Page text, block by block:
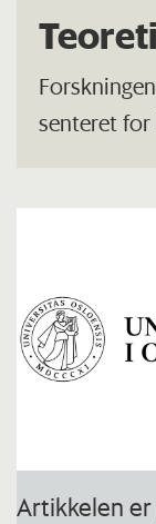
senteret
Artikkelen